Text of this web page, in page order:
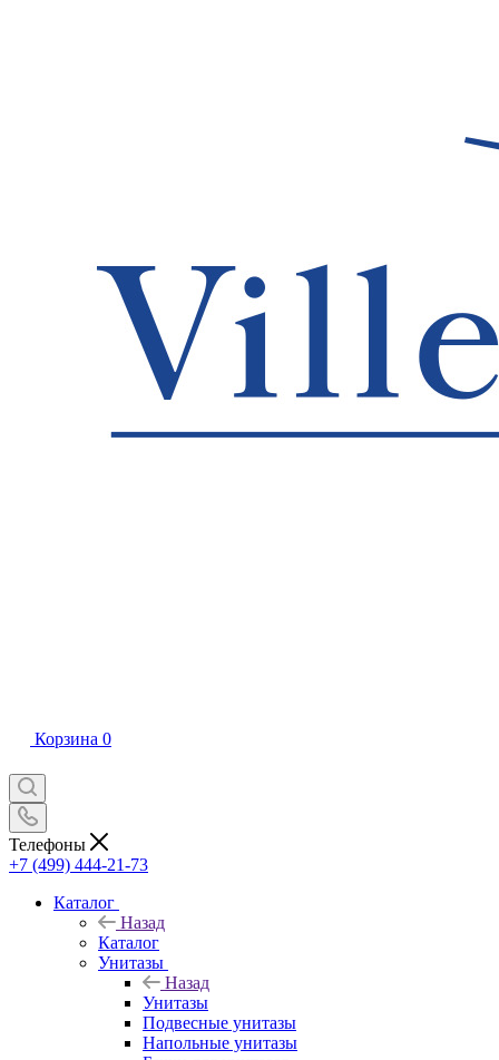
Корзина 0
Телефоны
+7 (499) 444-21-73
Каталог
Назад
Каталог
Унитазы
Назад
Унитазы
Подвесные унитазы
Напольные унитазы